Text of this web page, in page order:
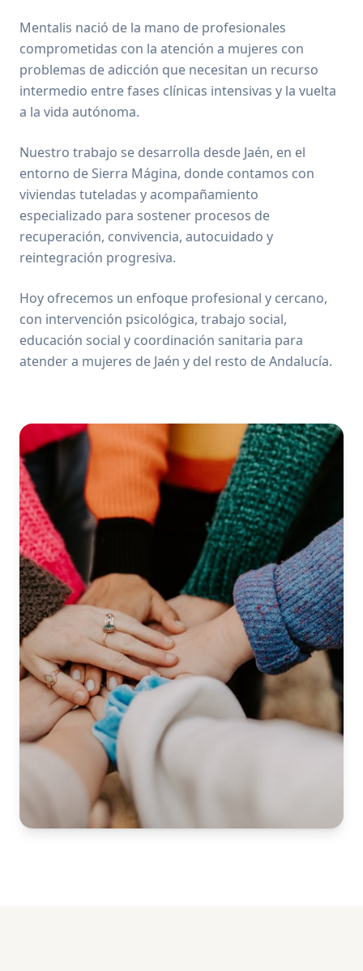
Mentalis nació de la mano de profesionales
comprometidas con la atención a mujeres con
problemas de adicción que necesitan un recurso
intermedio entre fases clínicas intensivas y la vuelta
a la vida autónoma.
Nuestro trabajo se desarrolla desde Jaén, en el
entorno de Sierra Mágina, donde contamos con
viviendas tuteladas y acompañamiento
especializado para sostener procesos de
recuperación, convivencia, autocuidado y
reintegración progresiva.
Hoy ofrecemos un enfoque profesional y cercano,
con intervención psicológica, trabajo social,
educación social y coordinación sanitaria para
atender a mujeres de Jaén y del resto de Andalucía.